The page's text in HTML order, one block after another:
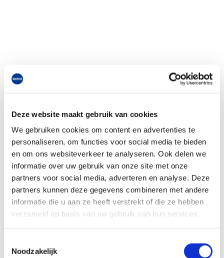
Deze website maakt gebruik van cookies
We gebruiken cookies om content en advertenties te
personaliseren, om functies voor social media te bieden
en om ons websiteverkeer te analyseren. Ook delen we
informatie over uw gebruik van onze site met onze
partners voor social media, adverteren en analyse. Deze
partners kunnen deze gegevens combineren met andere
informatie die u aan ze heeft verstrekt of die ze hebben
verzameld op basis van uw gebruik van hun services.
Noodzakelijk